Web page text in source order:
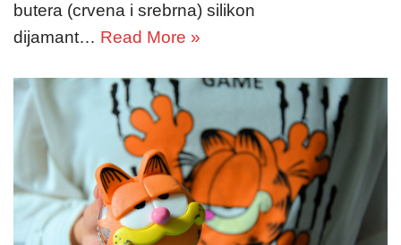
butera (crvena i srebrna) silikon
dijamant… Read More »